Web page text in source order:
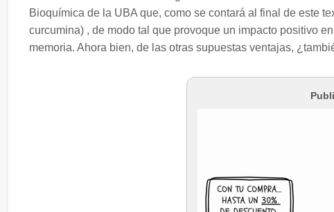
Bioquímica de la UBA que, como se contará al final de este
curcumina) , de modo tal que provoque un impacto positivo
memoria. Ahora bien, de las otras supuestas ventajas,